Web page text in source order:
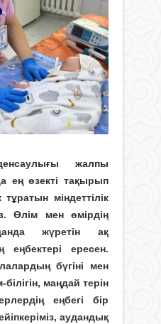
жалпы
ең өзекті тақырып
міндеттілік
Өлім мен өмірдің
жүретін ақ
еңбектері ересен.
бүгіні мен
маңдай терін
еңбегі бір
аудандық